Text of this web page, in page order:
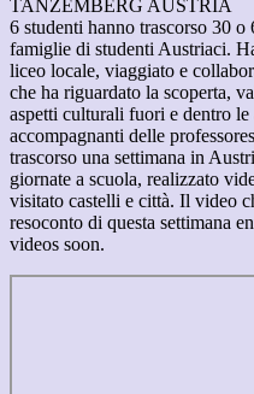
TANZEMBERG AUSTRIA
6 studenti hanno trascorso 30
famiglie di studenti Austriaci.
liceo locale, viaggiato e
che ha riguardato la scoperta,
aspetti culturali fuori e dentro
accompagnanti delle
trascorso una settimana in
giornate a scuola, realizzato
visitato castelli e città. Il video
resoconto di questa settimana
videos soon.